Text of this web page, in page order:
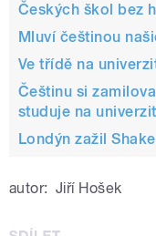
Českých škol bez
Mluví češtinou
Ve třídě na
Češtinu si
studuje na
Londýn zažil
autor: Jiří Hošek